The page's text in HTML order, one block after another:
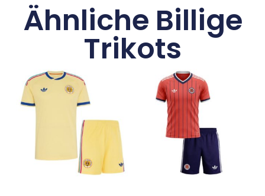
Ähnliche Billige
Trikots